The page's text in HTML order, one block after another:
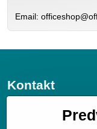
Email:
Kontakt
JGV trade s.r.o.